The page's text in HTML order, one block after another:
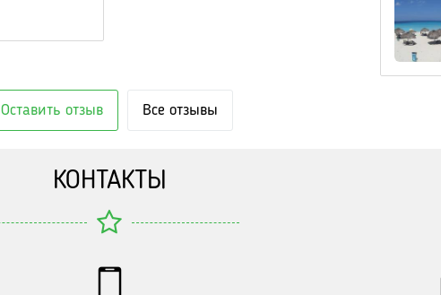
Оставить отзыв Все отзывы
КОНТАКТЫ